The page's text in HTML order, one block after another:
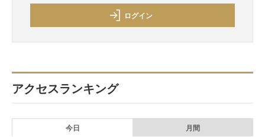
ログイン
アクセスランキング
今日 月間